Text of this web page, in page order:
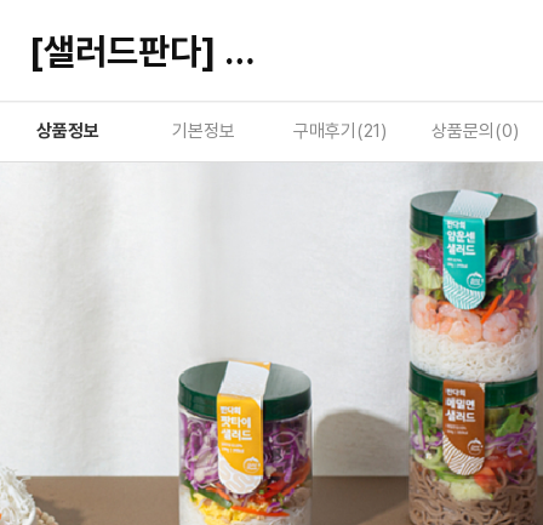
[샐러드판다] 누들샐러드 모음
상품정보 기본정보 구매후기(21) 상품문의(0)